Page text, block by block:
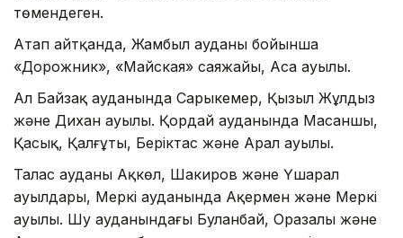
төмендеген.
Атап айтқанда, Жамбыл ауданы бойынша
«Дорожник», «Майская» саяжайы, Аса ауылы.
Ал Байзақ ауданында Сарыкемер, Қызыл Жұлдыз
және Дихан ауылы. Қордай ауданында Масаншы,
Қасық, Қалғұты, Беріктас және Арал ауылы.
Талас ауданы Ақкөл, Шакиров және Үшарал
ауылдары, Меркі ауданында Ақермен және Меркі
ауылы. Шу ауданындағы Буланбай, Оразалы және